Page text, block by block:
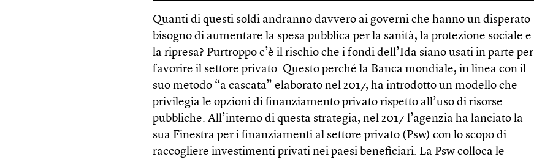
Quanti di questi soldi andranno davvero ai governi che hanno un disperato
bisogno di aumentare la spesa pubblica per la sanità, la protezione sociale e
la ripresa? Purtroppo c’è il rischio che i fondi dell’Ida siano usati in parte per
favorire il settore privato. Questo perché la Banca mondiale, in linea con il
suo metodo “a cascata” elaborato nel 2017, ha introdotto un modello che
privilegia le opzioni di finanziamento privato rispetto all’uso di risorse
pubbliche. All’interno di questa strategia, nel 2017 l’agenzia ha lanciato la
sua Finestra per i finanziamenti al settore privato (Psw) con lo scopo di
raccogliere investimenti privati nei paesi beneficiari. La Psw colloca le